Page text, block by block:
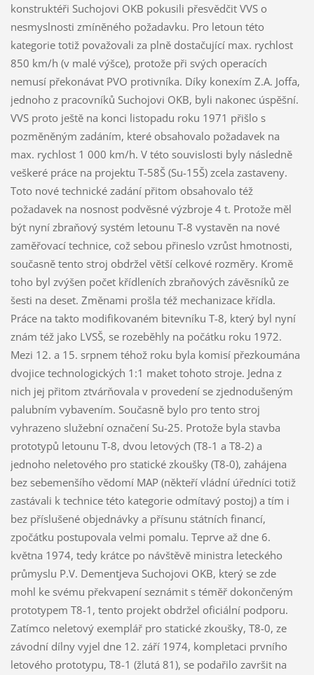
konstruktéři Suchojovi OKB pokusili přesvědčit VVS o
nesmyslnosti zmíněného požadavku. Pro letoun této
kategorie totiž považovali za plně dostačující max. rychlost
850 km/h (v malé výšce), protože při svých operacích
nemusí překonávat PVO protivníka. Díky konexím Z.A. Joffa,
jednoho z pracovníků Suchojovi OKB, byli nakonec úspěšní.
VVS proto ještě na konci listopadu roku 1971 přišlo s
pozměněným zadáním, které obsahovalo požadavek na
max. rychlost 1 000 km/h. V této souvislosti byly následně
veškeré práce na projektu T-58Š (Su-15Š) zcela zastaveny.
Toto nové technické zadání přitom obsahovalo též
požadavek na nosnost podvěsné výzbroje 4 t. Protože měl
být nyní zbraňový systém letounu T-8 vystavěn na nové
zaměřovací technice, což sebou přineslo vzrůst hmotnosti,
současně tento stroj obdržel větší celkové rozměry. Kromě
toho byl zvýšen počet křídleních zbraňových závěsníků ze
šesti na deset. Změnami prošla též mechanizace křídla.
Práce na takto modifikovaném bitevníku T-8, který byl nyní
znám též jako LVSŠ, se rozeběhly na počátku roku 1972.
Mezi 12. a 15. srpnem téhož roku byla komisí přezkoumána
dvojice technologických 1:1 maket tohoto stroje. Jedna z
nich jej přitom ztvárňovala v provedení se zjednodušeným
palubním vybavením. Současně bylo pro tento stroj
vyhrazeno služební označení Su-25. Protože byla stavba
prototypů letounu T-8, dvou letových (T8-1 a T8-2) a
jednoho neletového pro statické zkoušky (T8-0), zahájena
bez sebemenšího vědomí MAP (někteří vládní úředníci totiž
zastávali k technice této kategorie odmítavý postoj) a tím i
bez příslušené objednávky a přísunu státních financí,
zpočátku postupovala velmi pomalu. Teprve až dne 6.
května 1974, tedy krátce po návštěvě ministra leteckého
průmyslu P.V. Dementjeva Suchojovi OKB, který se zde
mohl ke svému překvapení seznámit s téměř dokončeným
prototypem T8-1, tento projekt obdržel oficiální podporu.
Zatímco neletový exemplář pro statické zkoušky, T8-0, ze
závodní dílny vyjel dne 12. září 1974, kompletaci prvního
letového prototypu, T8-1 (žlutá 81), se podařilo završit na